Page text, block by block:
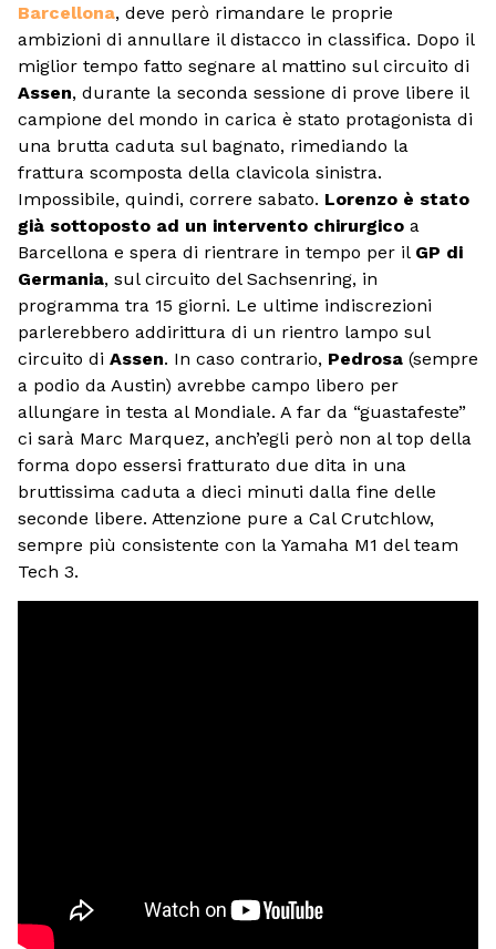
Barcellona, deve però rimandare le proprie
ambizioni di annullare il distacco in classifica. Dopo il
miglior tempo fatto segnare al mattino sul circuito di
Assen, durante la seconda sessione di prove libere il
campione del mondo in carica è stato protagonista di
una brutta caduta sul bagnato, rimediando la
frattura scomposta della clavicola sinistra.
Impossibile, quindi, correre sabato. Lorenzo è stato
già sottoposto ad un intervento chirurgico a
Barcellona e spera di rientrare in tempo per il GP di
Germania, sul circuito del Sachsenring, in
programma tra 15 giorni. Le ultime indiscrezioni
parlerebbero addirittura di un rientro lampo sul
circuito di Assen. In caso contrario, Pedrosa (sempre
a podio da Austin) avrebbe campo libero per
allungare in testa al Mondiale. A far da “guastafeste”
ci sarà Marc Marquez, anch’egli però non al top della
forma dopo essersi fratturato due dita in una
bruttissima caduta a dieci minuti dalla fine delle
seconde libere. Attenzione pure a Cal Crutchlow,
sempre più consistente con la Yamaha M1 del team
Tech 3.